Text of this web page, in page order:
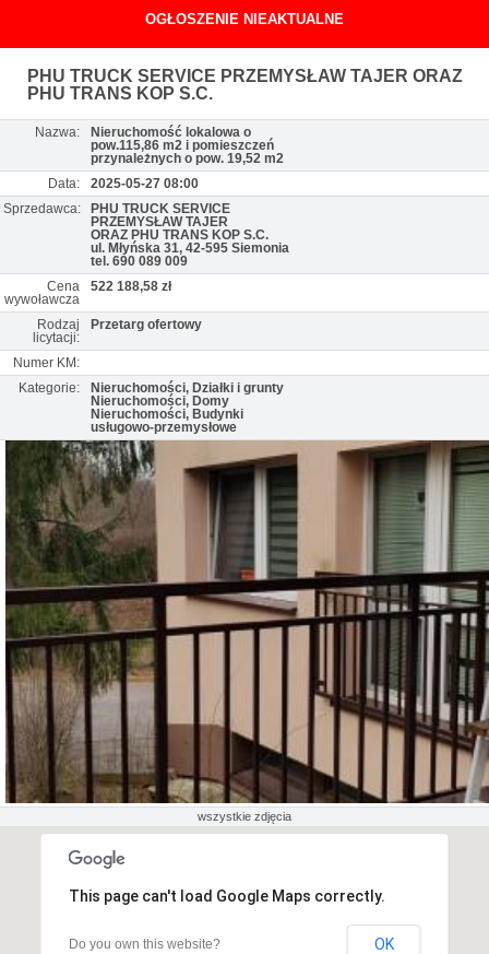
OGŁOSZENIE NIEAKTUALNE
PHU TRUCK SERVICE PRZEMYSŁAW TAJER ORAZ
PHU TRANS KOP S.C.
Nazwa:
Nieruchomość lokalowa o
pow.115,86 m2 i pomieszczeń
przynależnych o pow. 19,52 m2
Data:
2025-05-27 08:00
Sprzedawca:
PHU TRUCK SERVICE
PRZEMYSŁAW TAJER
ORAZ PHU TRANS KOP S.C.
ul. Młyńska 31, 42-595 Siemonia
tel. 690 089 009
Cena
wywoławcza
522 188,58 zł
Rodzaj
licytacji:
Przetarg ofertowy
Numer KM:
Kategorie:
Nieruchomości, Działki i grunty
Nieruchomości, Domy
Nieruchomości, Budynki
usługowo-przemysłowe
wszystkie zdjęcia
This page can't load Google Maps correctly.
Do you own this website? OK